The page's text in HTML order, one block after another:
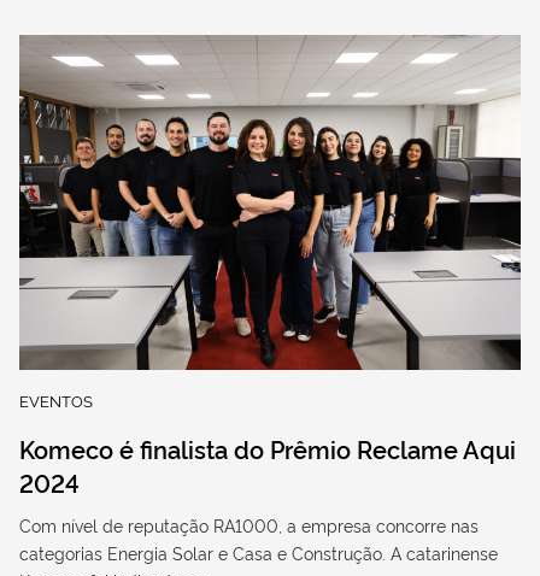
EVENTOS
Komeco é finalista do Prêmio Reclame Aqui
2024
Com nível de reputação RA1000, a empresa concorre nas
categorias Energia Solar e Casa e Construção. A catarinense